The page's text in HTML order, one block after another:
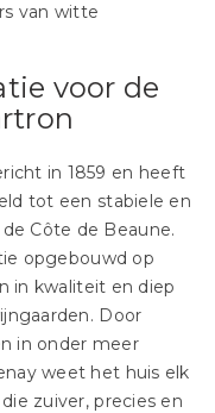
van witte
voor de
in 1859 en heeft
tot een stabiele en
Côte de Beaune.
opgebouwd op
in kwaliteit en diep
Door
in onder meer
weet het huis elk
zuiver, precies en